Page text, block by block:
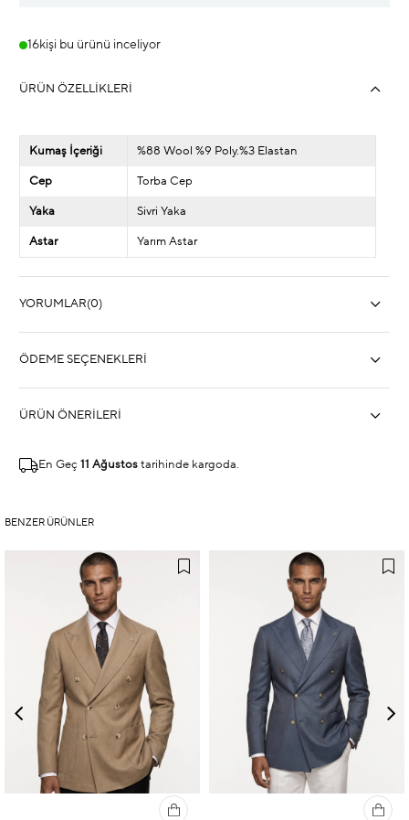
16kişi bu ürünü inceliyor
ÜRÜN ÖZELLIKLERI
Kumaş İçeriği %88 Wool %9 Poly.%3 Elastan
Cep Torba Cep
Yaka Sivri Yaka
Astar Yarım Astar
YORUMLAR(0)
ÖDEME SEÇENEKLERI
ÜRÜN ÖNERILERI
En Geç 11 Ağustos tarihinde kargoda.
BENZER ÜRÜNLER